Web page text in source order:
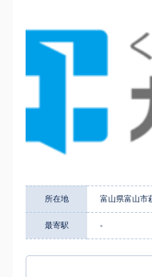
所在地 富山県富山市
最寄駅 -